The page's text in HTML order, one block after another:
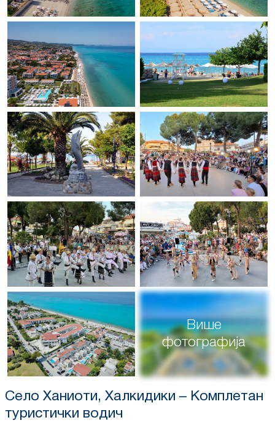
Више
фотографија
Село Ханиоти, Халкидики – Комплетан
туристички водич